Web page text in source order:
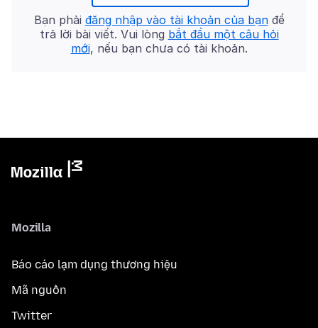
Bạn phải đăng nhập vào tài khoản của bạnđể
trả lời bài viết. Vui lòng bắt đầu một câu hỏi
mới, nếu bạn chưa có tài khoản.
Mozilla
Báo cáo lạm dụng thương hiệu
Mã nguồn
Twitter